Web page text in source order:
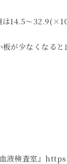
は14.5～
が少なくなる
血液検査室』